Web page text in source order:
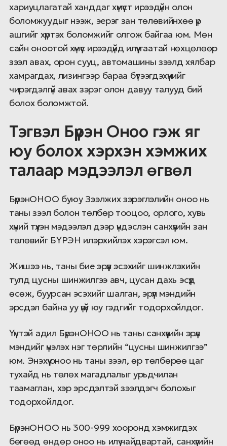
хариуцлагатай ханддаг хүмүүст ирээдүйн олон
боломжуудыг нээж, эерэг зан төлөвийнхөө үр
ашгийг хүртэх боломжийг олгож байгаа юм. Мөн
сайн оноотой хүмүүс ирээдүйд илүү таатай нөхцөлөөр
зээл авах, орон сууц, автомашины зээлд хялбар
хамрагдах, лизингээр бараа бүтээгдэхүүнийг
чирэгдэлгүй авах зэрэг олон давуу талууд бий
болох боломжтой.
Тэгвэл Бүрэн Оноо гэж яг
юу болох хэрхэн хэмжих
талаар мэдээлэл өгвөл
БүрэнОНОО буюу Зээлжих зэрэглэлийн оноо нь
таны зээл болон төлбөр тооцоо, орлого, хувь
хүний түүхэн мэдээлэл дээр үндэслэн санхүүгийн зан
төлөвийг БҮРЭН илэрхийлэх хэрэгсэл юм.
Жишээ нь, таны бие эрүүл эсэхийг шинжлэхийн
тулд цусны шинжилгээ авч, цусан дахь эсүүд
өсөж, буурсан эсэхийг шалган, эрүүл мэндийн
эрсдэл байна уу үгүй юу гэдгийг тодорхойлдог.
Үүнтэй адил БүрэнОНОО нь таны санхүүгийн эрүүл
мэндийг үнэлэх нэг төрлийн “цусны шинжилгээ”
юм. Энэхүү оноо нь таны зээл, өр төлбөрөө цаг
тухайд нь төлөх магадлалыг урьдчилан
таамаглан, хэр эрсдэлтэй зээлдэгч болохыг
тодорхойлдог.
БүрэнОНОО нь 300-999 хооронд хэмжигдэх
бөгөөд өндөр оноо нь илүү найдвартай, санхүүгийн